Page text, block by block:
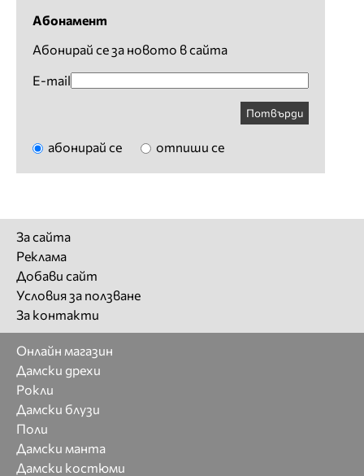
Абонамент
Абонирай се за новото в сайта
E-mail
Потвърди
абонирай се отпиши се
За сайта
Реклама
Добави сайт
Условия за ползване
За контакти
Онлайн магазин
Дамски дрехи
Рокли
Дамски блузи
Поли
Дамски манта
Дамски костюми